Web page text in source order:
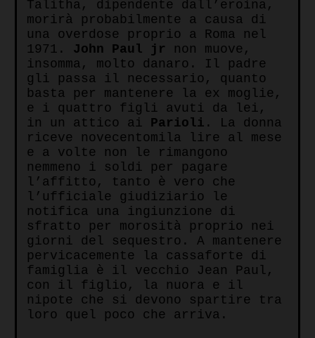
Talitha, dipendente dall’eroina,
morirà probabilmente a causa di
una overdose proprio a Roma nel
1971. John Paul jr non muove,
insomma, molto danaro. Il padre
gli passa il necessario, quanto
basta per mantenere la ex moglie,
e i quattro figli avuti da lei,
in un attico ai Parioli . La donna
riceve novecentomila lire al mese
e a volte non le rimangono
nemmeno i soldi per pagare
l’affitto, tanto è vero che
l’ufficiale giudiziario le
notifica una ingiunzione di
sfratto per morosità proprio nei
giorni del sequestro. A mantenere
pervicacemente la cassaforte di
famiglia è il vecchio Jean Paul,
con il figlio, la nuora e il
nipote che si devono spartire tra
loro quel poco che arriva.